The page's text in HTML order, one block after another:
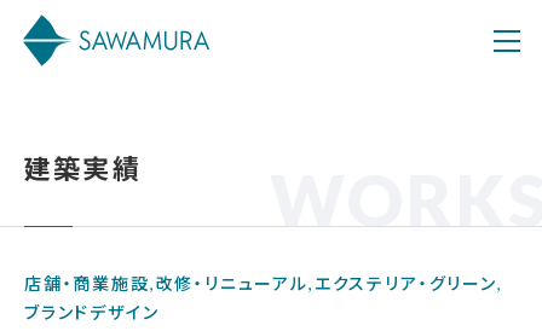
建築実績
店舗・商業施設,改修・リニューアル,エクステリア・グリーン,
ブランドデザイン